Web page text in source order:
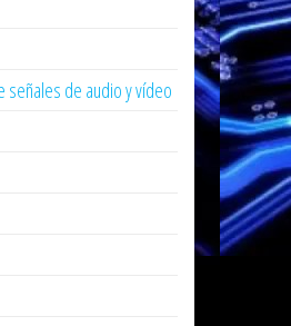
señales de audio y vídeo